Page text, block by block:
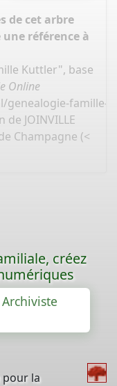
de cet arbre
référence à
Kuttler", base
Online
famille-
de JOINVILLE
Champagne (<
créez
pour la